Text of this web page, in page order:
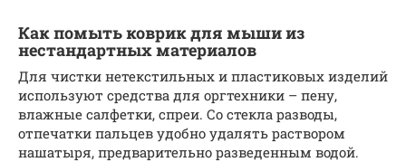
Как помыть коврик для мыши из
нестандартных материалов
Для чистки нетекстильных и пластиковых изделий
используют средства для оргтехники – пену,
влажные салфетки, спреи. Со стекла разводы,
отпечатки пальцев удобно удалять раствором
нашатыря, предварительно разведенным водой.